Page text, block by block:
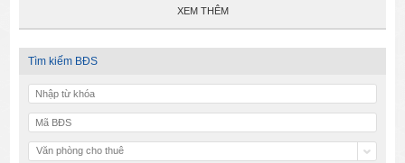
XEM THÊM
Tìm kiếm BĐS
Văn phòng cho thuê